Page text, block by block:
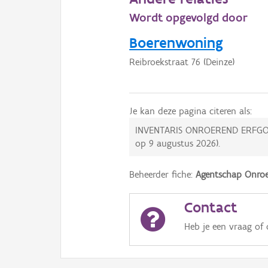
Wordt opgevolgd door
Boerenwoning
Reibroekstraat 76 (Deinze)
Je kan deze pagina citeren als:
INVENTARIS ONROEREND
op9 augustus 2026).
Beheerder fiche:Agentschap
Contact
Heb je een vraag